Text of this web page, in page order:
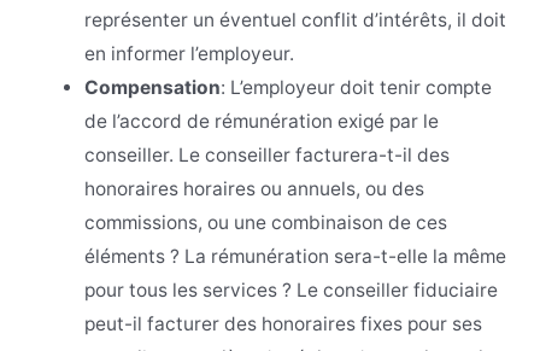
représenter un éventuel conflit d’intérêts, il doit
en informer l’employeur.
Compensation: L’employeur doit tenir compte
de l’accord de rémunération exigé par le
conseiller. Le conseiller facturera-t-il des
honoraires horaires ou annuels, ou des
commissions, ou une combinaison de ces
éléments ? La rémunération sera-t-elle la même
pour tous les services ? Le conseiller fiduciaire
peut-il facturer des honoraires fixes pour ses